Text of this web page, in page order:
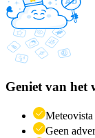
Geniet van het
Geen